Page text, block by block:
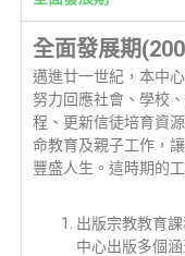
全面發展期
邁進廿一世紀，本中
努力回應社會、學校
程、更新信徒培育資
命教育及親子工作，
豐盛人生。這時期的工
出版宗教教育
中心出版多個